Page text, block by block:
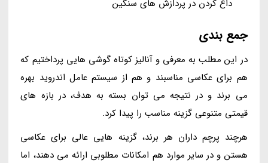
داغ کردن در پردازش های سنگین
جمع بندی
در این مطلب به معرفی و آنالیز کوتاه گوشی هایی پرداختیم که
هم برای عکاسی مناسبند و هم از سیستم عامل اندروید بهره
می برند و در نتیجه می توان بسته به هدف، در بازه های
قیمتی متنوعی گزینه مناسب را پیدا کرد.
هرچند پرچم داران هر برند، گزینه هایی عالی برای عکاسی
هستن و در سایر موارد هم امکانات مطلوبی ارائه می دهند، اما